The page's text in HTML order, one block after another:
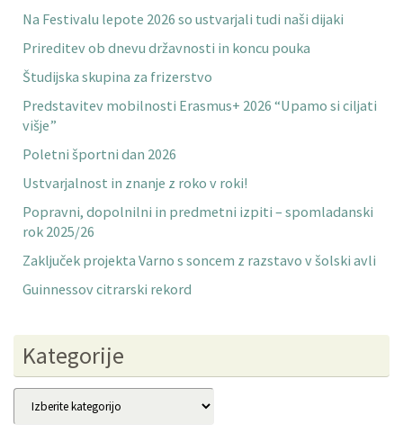
Na Festivalu lepote 2026 so ustvarjali tudi naši dijaki
Prireditev ob dnevu državnosti in koncu pouka
Študijska skupina za frizerstvo
Predstavitev mobilnosti Erasmus+ 2026 “Upamo si ciljati
višje”
Poletni športni dan 2026
Ustvarjalnost in znanje z roko v roki!
Popravni, dopolnilni in predmetni izpiti – spomladanski
rok 2025/26
Zaključek projekta Varno s soncem z razstavo v šolski avli
Guinnessov citrarski rekord
Kategorije
Kategorije